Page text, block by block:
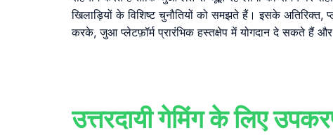
खिलाड़ियों के विशिष्ट चुनौतियों को समझते हैं। इसके
करके, जुआ प्लेटफ़ॉर्म प्रारंभिक हस्तक्षेप में योगदान दे सकते हैं
उत्तरदायी गेमिंग के लिए